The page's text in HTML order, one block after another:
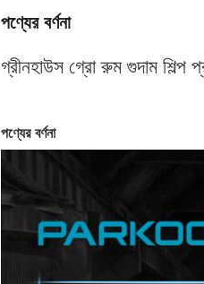
পণ্যের বর্ণনা
গ্রীনহাউস গ্রো রুম গুদাম
পণ্যের বর্ণনা